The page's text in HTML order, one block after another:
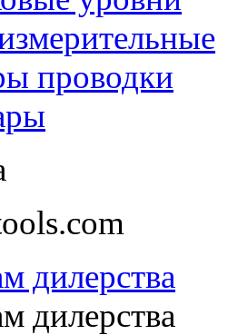
проводки
дилерства
дилерства